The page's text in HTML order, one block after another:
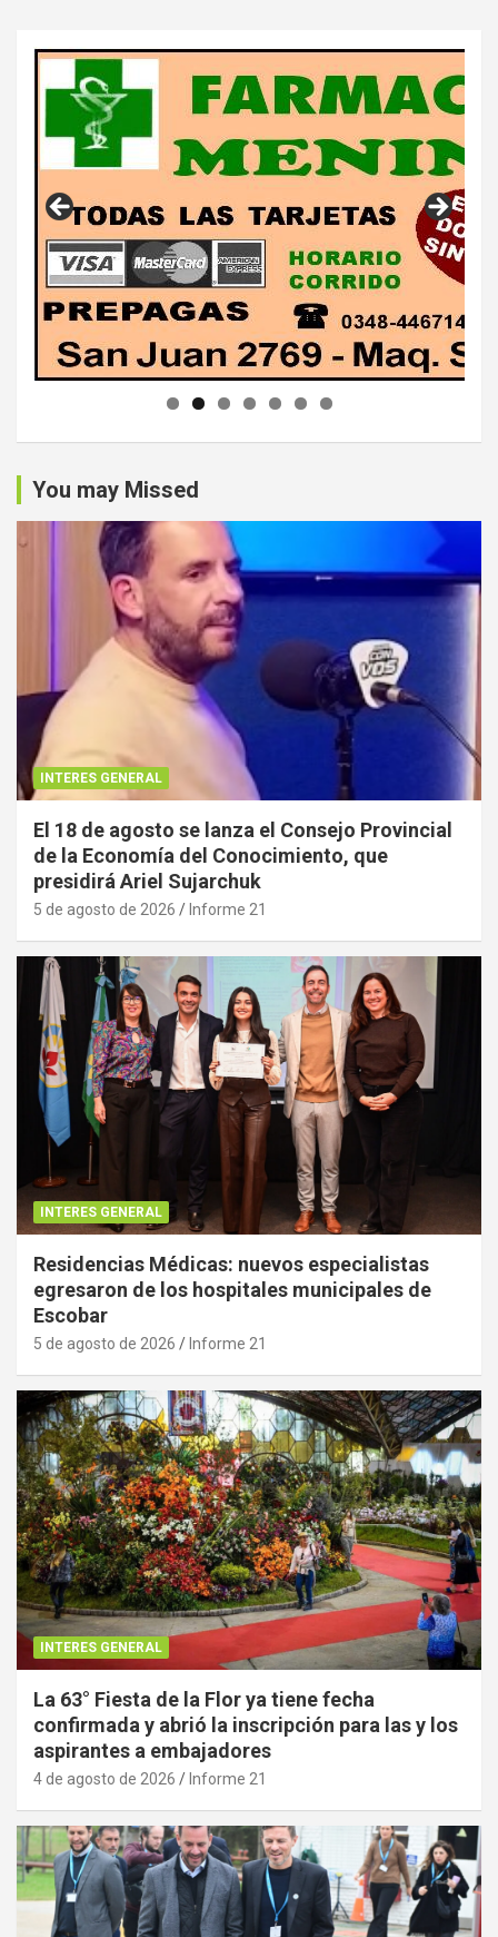
You may Missed
INTERES GENERAL
El 18 de agosto se lanza el Consejo Provincial
de la Economía del Conocimiento, que
presidirá Ariel Sujarchuk
5 de agosto de 2026 Informe 21
INTERES GENERAL
Residencias Médicas: nuevos especialistas
egresaron de los hospitales municipales de
Escobar
5 de agosto de 2026 Informe 21
INTERES GENERAL
La 63° Fiesta de la Flor ya tiene fecha
confirmada y abrió la inscripción para las y los
aspirantes a embajadores
4 de agosto de 2026 Informe 21